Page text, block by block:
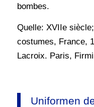
bombes.
Quelle: XVIIe
costumes, France,
Lacroix. Paris,
Uniformen